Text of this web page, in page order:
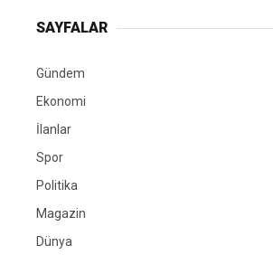
SAYFALAR
Gündem
Ekonomi
İlanlar
Spor
Politika
Magazin
Dünya